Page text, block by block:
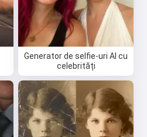
Generator de selfie-uri AI cu
celebrități